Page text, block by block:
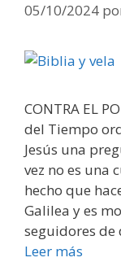
05/10/2024
CONTRA EL
del Tiempo
Jesús una
vez no es una
hecho que
Galilea y es
seguidores de
Leer más